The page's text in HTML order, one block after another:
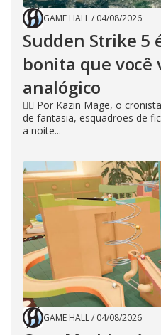
GAME HALL/ 04/08/2026
Sudden Strike 5
bonita que você
analógico
🧙‍♂️ Por Kazin Mage, o
de fantasia, esquadrões de
a noite...
GAME HALL/ 04/08/2026